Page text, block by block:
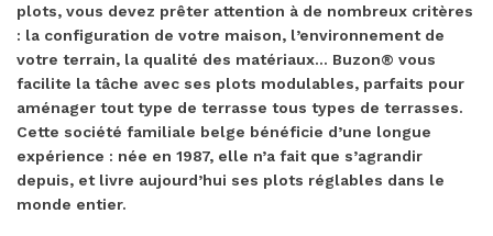
plots, vous devez prêter attention à de nombreux critères
: la configuration de votre maison, l’environnement de
votre terrain, la qualité des matériaux… Buzon® vous
facilite la tâche avec ses plots modulables, parfaits pour
aménager tout type de terrasse tous types de terrasses.
Cette société familiale belge bénéficie d’une longue
expérience : née en 1987, elle n’a fait que s’agrandir
depuis, et livre aujourd’hui ses plots réglables dans le
monde entier.